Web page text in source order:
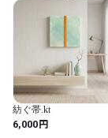
紡ぐ帯.kt
6,000円